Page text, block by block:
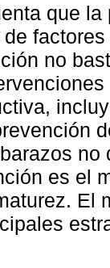
que
no
es el
El